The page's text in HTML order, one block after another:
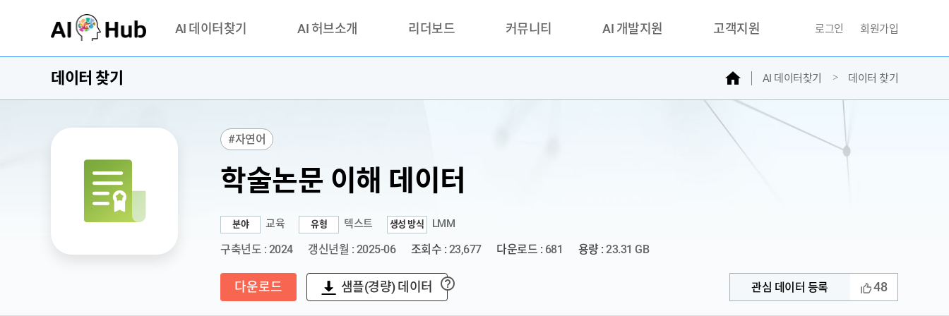
AI 데이터찾기
기관 제공 데이터
AI 허브 오픈 API
AI 허브소개
안심존이란?
리더보드 커뮤니티
활용성과 우수사례
AI 개발지원 고객지원
문의하기
자주찾는질문
민원접수
AI데이터등록신청
로그인 회원가입
데이터 찾기 홈 AI 데이터찾기 데이터 찾기
#자연어
학술논문 이해 데이터
분야 교육 유형 텍스트 생성 방식 LMM
구축년도 : 2024 갱신년월 : 2025-06 조회수 : 23,677 다운로드 : 681 용량 : 23.31 GB
다운로드 샘플(경량) 데이터 ? 관심 데이터 등록 48